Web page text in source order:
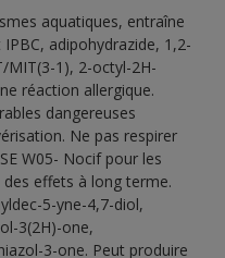
aquatiques, entraîne
adipohydrazide, 1,2-
MIT(3-1), 2-octyl-2H-
réaction allergique.
dangereuses
Ne pas respirer
W05- Nocif pour les
effets à long terme.
5-yne-4,7-diol,
3(2H)-one,
3-one. Peut produire